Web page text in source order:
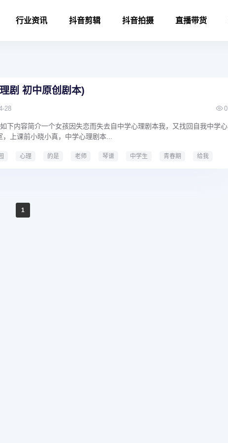
行业资讯 抖音剪辑 抖音拍摄 直播带货
剧 初中原创剧本)
28 0
下内容简介一个女孩因失恋而失去自中学心理剧本我，又找回自我中学心
上课前小晓小真，中学心理剧本...
心理 的是 老师 琴谱 中学生 青春期
给我
1